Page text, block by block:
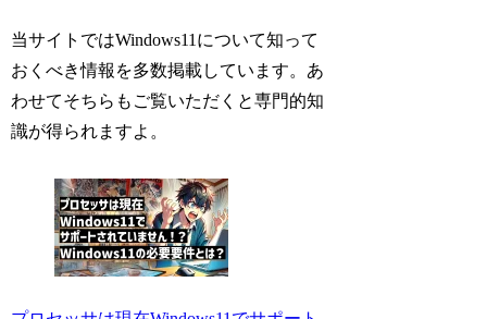
当サイトではWindows11について知って
おくべき情報を多数掲載しています。あ
わせてそちらもご覧いただくと専門的知
識が得られますよ。